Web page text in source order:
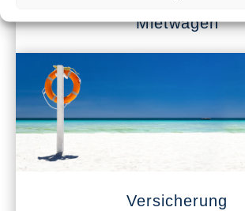
Mietwagen
Versicherung